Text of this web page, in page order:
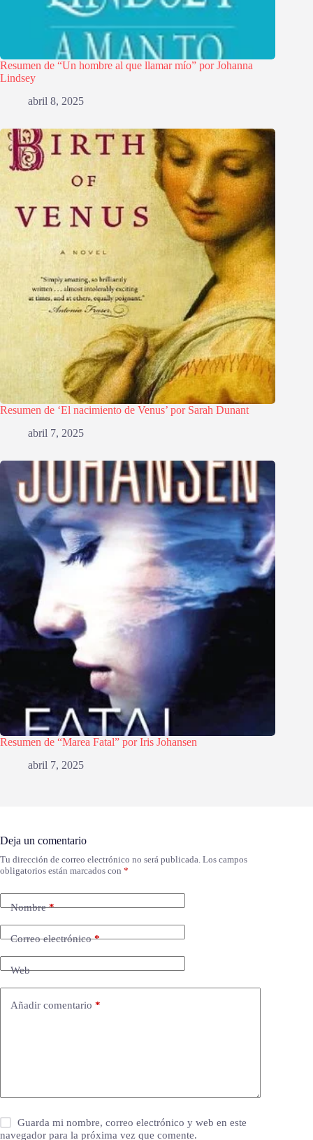
Resumen de “Un hombre al que llamar mío” por Johanna
Lindsey
abril 8, 2025
Resumen de ‘El nacimiento de Venus’ por Sarah Dunant
abril 7, 2025
Resumen de “Marea Fatal” por Iris Johansen
abril 7, 2025
Deja un comentario
Tu dirección de correo electrónico no será publicada. Los campos
obligatorios están marcados con *
Nombre*
Correo electrónico*
Web
Añadir comentario *
Guarda mi nombre, correo electrónico y web en este
navegador para la próxima vez que comente.